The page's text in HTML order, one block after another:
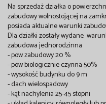
Na sprzedaż działka o
zabudowy wolnostojącej na
posiada aktualne warunki
Dla działki zostały wydane
zabudowa jednorodzinna
- pow zabudowy 20 %
- pow biologicznie czynna 50%
- wysokość budynku do 9 m
- dach wielospadowy
- kąt nachylenia 25-45 stopni